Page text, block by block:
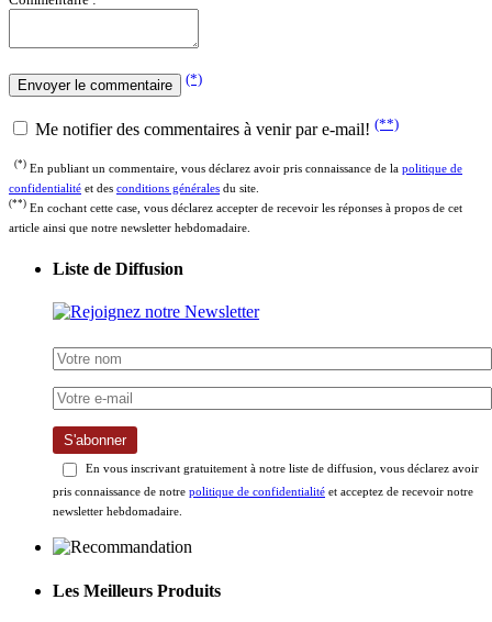
(*)
Me notifier des commentaires à venir par e-mail! (**)
(*) En publiant un commentaire, vous déclarez avoir pris connaissance de la politique de
confidentialité et des conditions générales du site.
(**) En cochant cette case, vous déclarez accepter de recevoir les réponses à propos de cet
article ainsi que notre newsletter hebdomadaire.
Liste de Diffusion
S'abonner
En vous inscrivant gratuitement à notre liste de diffusion, vous déclarez avoir
pris connaissance de notre politique de confidentialité et acceptez de recevoir notre
newsletter hebdomadaire.
Les Meilleurs Produits